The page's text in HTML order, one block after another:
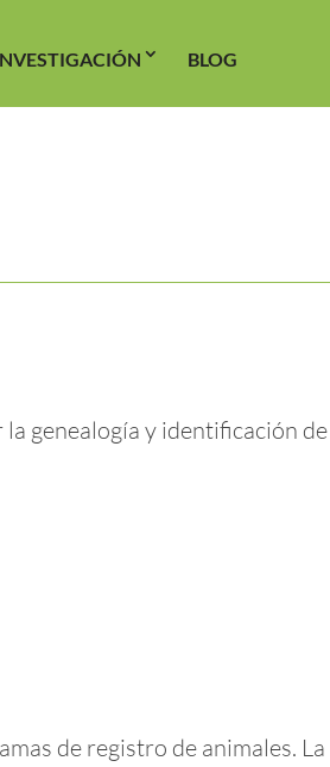
BLOG
genealogía y identificación
de registro de animales. La